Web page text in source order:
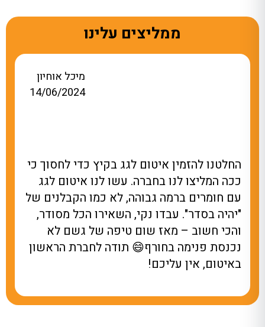
ממליצים עלינו
איטום לגג בקיץ כדי לחסוך כי
בחברה. עשו לנו איטום לגג
גבוהה, לא כמו הקבלנים של
עבדו נקי, השאירו הכל מסודר,
מאז שום טיפה של גשם לא
בחורף😄 תודה לחברת הראשון
עליכם!
עשו לנו
גשם נהייתה
באיטום
מאמינה
אחלה חברה,